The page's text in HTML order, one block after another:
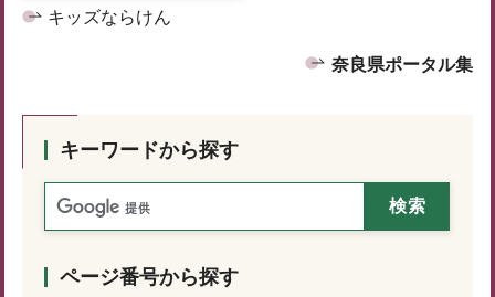
キッズならけん
奈良県ポータル集
キーワードから探す
ページ番号から探す